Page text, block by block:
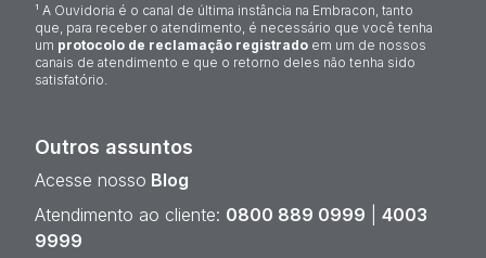
¹ A Ouvidoria é o canal de última instância na Embracon, tanto
que, para receber o atendimento, é necessário que você tenha
um protocolo de reclamação registrado em um de nossos
canais de atendimento e que o retorno deles não tenha sido
satisfatório.
Outros assuntos
Acesse nosso Blog
Atendimento ao cliente: 0800 889 0999
4003
9999